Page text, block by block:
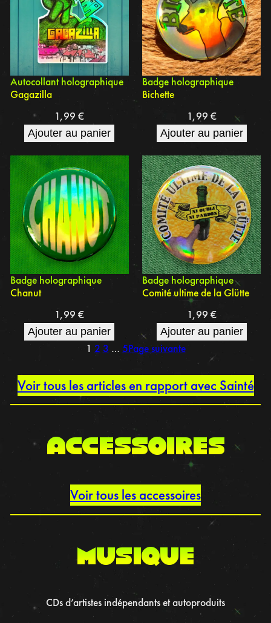
Autocollant holographique
Gagazilla
1,99€
Ajouter au panier
Badge holographique
Bichette
1,99 €
Ajouter au panier
Badge holographique
Chanut
1,99€
Ajouter au panier
Badge holographique
Comité ultime de la Glütte
1,99 €
Ajouter au panier
1 2 3 … 5Page suivante
Voir tous les articles en rapport avec Sainté
accessoires
Voir tous les accessoires
musique
CDs d’artistes indépendants et autoproduits